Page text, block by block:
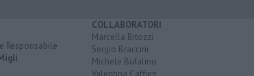
Responsabile
COLLABORATORI
Marcella Bitozzi
Sergio Braccini
Michele Bufalino